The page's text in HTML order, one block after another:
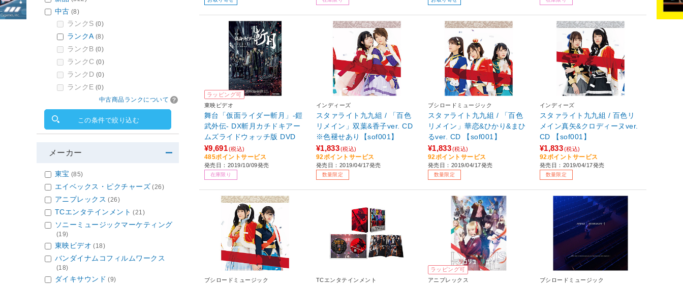
ラッピング可
東映ビデオ
舞台「仮面ライダー斬月」-鎧
武外伝- DX斬月カチドキアー
ムズライドウォッチ版 DVD
¥9,691(税込)
485ポイントサービス
発売日：2019/10/09発売
在庫限り
インディーズ
スタァライト九九組 / 「百色
リメイン」双葉&香子ver. CD
※色褪せあり【sof001】
¥1,833(税込)
92ポイントサービス
発売日：2019/04/17発売
数量限定
ブシロードミュージック
スタァライト九九組 / 「百色
リメイン」華恋&ひかり&まひ
るver. CD 【sof001】
¥1,833(税込)
92ポイントサービス
発売日：2019/04/17発売
数量限定
インディーズ
スタァライト九九組 / 百色リ
メイン真矢&クロディーヌver.
CD 【sof001】
¥1,833(税込)
92ポイントサービス
発売日：2019/04/17発売
数量限定
ブシロードミュージック TCエンタテインメント
ラッピング可
アニプレックス
ブシロードミュージック
中古 (8)
ランクS (0)
ランクA (8)
ランクB (0)
ランクC (0)
ランクD (0)
ランクE (0)
中古商品ランクについて
この条件で絞り込む
メーカー
東宝 (85)
エイベックス・ピクチャーズ (26)
アニプレックス (26)
TCエンタテインメント (21)
ソニーミュージックマーケティング
(19)
東映ビデオ (18)
バンダイナムコフィルムワークス
(18)
ダイキサウンド (9)